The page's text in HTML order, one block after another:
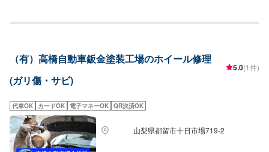
りしたサービスの提供に自信があります。また、お困り事がございました
【4】仕上がり次第納車《パーツの持ち込み》新品・中古パーツの持ち込み可
能！オファーにて、パーツのお写真や詳細をお送りください。《代車につい
て》お車をお預かりしている間は、無料の代車貸し出しをご利用ください。※
意》※写真は見本です。状態や車種などにより金額が変わりますので、予めご
了承ください。【定休日・営業時間】定休日：土曜日、日曜日、祝日営業時
間：8:30~19:00
（有）高橋自動車鈑金塗装工場のホイール修理
(ガリ傷・サビ)
5.0(1件)
代車OK カードOK 電子マネーOK QR決済OK
山梨県都留市十日市場719-2